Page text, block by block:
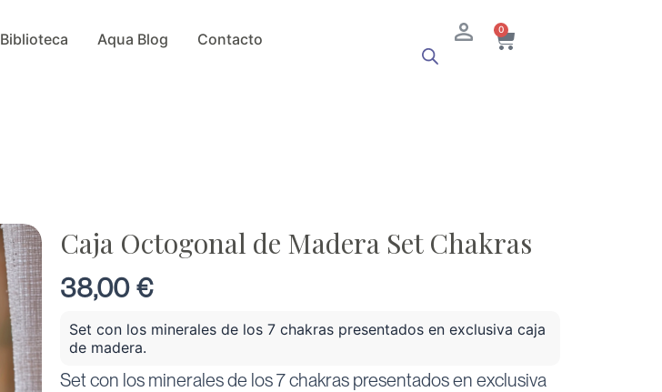
Biblioteca Aqua Blog Contacto
0 Cart
Caja Octogonal de Madera Set Chakras
38,00€
Set con los minerales de los 7 chakras presentados en exclusiva caja
de madera.
Set con los minerales de los 7 chakras presentados en exclusiva